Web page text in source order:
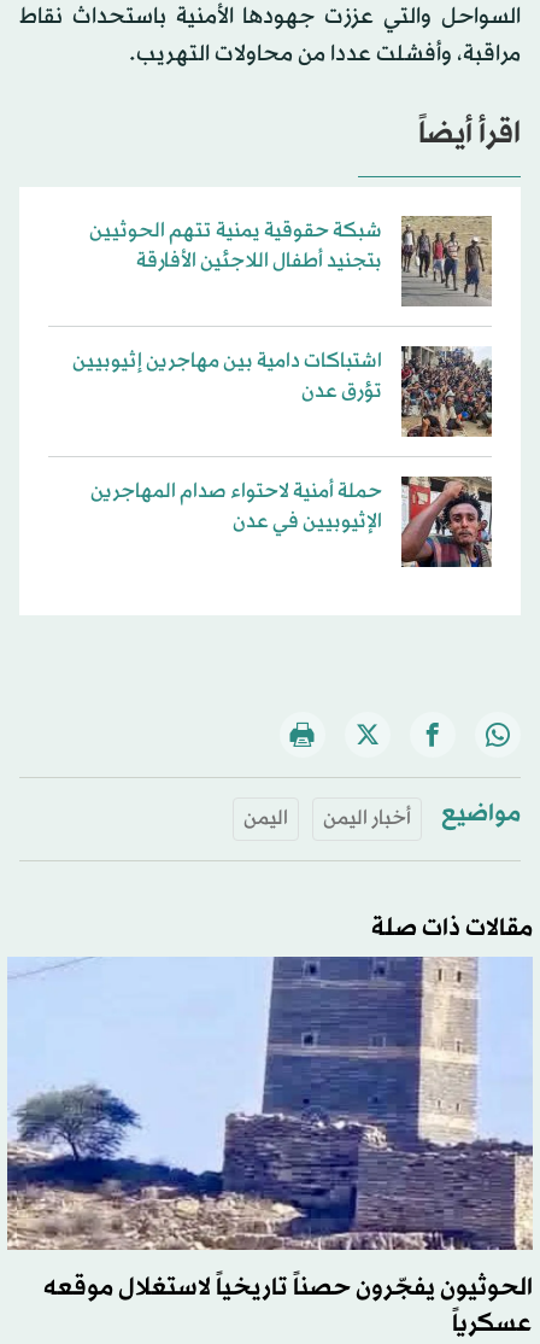
السواحل والتي عززت جهودها الأمنية باستحداث نقاط
مراقبة، وأفشلت عددا من محاولات التهريب.
اقرأ أيضاً
شبكة حقوقية يمنية تتهم الحوثيين
بتجنيد أطفال اللاجئين الأفارقة
اشتباكات دامية بين مهاجرين إثيوبيين
تؤرق عدن
حملة أمنية لاحتواء صدام المهاجرين
الإثيوبيين في عدن
مواضيع أخبار اليمن اليمن
مقالات ذات صلة
الحوثيون يفجّرون حصناً تاريخياً لاستغلال موقعه
عسكرياً